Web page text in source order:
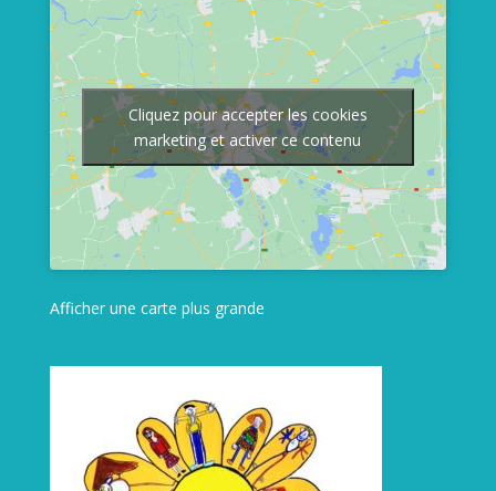
Cliquez pour accepter les cookies
marketing et activer ce contenu
Afficher une carte plus grande